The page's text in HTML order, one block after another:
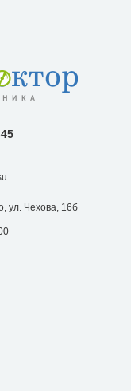
ул. Чехова, 16б